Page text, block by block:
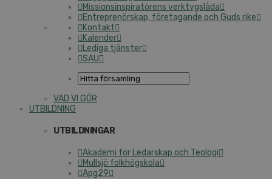
Missionsinspiratörens verktygslåda
Entreprenörskap, företagande och Guds rike
Kontakt
Kalender
Lediga tjänster
SAU
VAD VI GÖR
UTBILDNING
UTBILDNINGAR
Akademi för Ledarskap och Teologi
Mullsjö folkhögskola
Apg29